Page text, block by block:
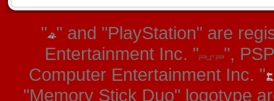
" " and "PlayStation" are
Entertainment Inc. "
",
Computer Entertainment Inc. "
"Memory Stick Duo" logotype